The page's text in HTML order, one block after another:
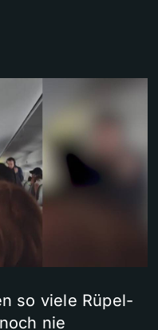
so viele Rüpel-
nie